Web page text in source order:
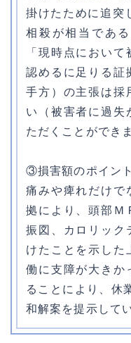
掛けたために追突
相殺が相当であ
「現時点におい
認めるに足りる証
手方）の主張は採
い（被害者に過失
ただくことができ
③損害額のポイント
痛みや痺れだけで
拠により、頭部Ｍ
振図、カロリック
けたことを示した
働に支障が大きか
ることにより、休
和解案を提示して